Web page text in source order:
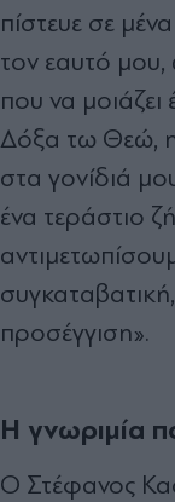
πίστευε σε
τον εαυτό μου,
που να μοιάζει
Δόξα τω Θεώ, η
στα γονίδιά
ένα τεράστιο
προσέγγιση».
Η γνωριμία
Ο Στέφανος